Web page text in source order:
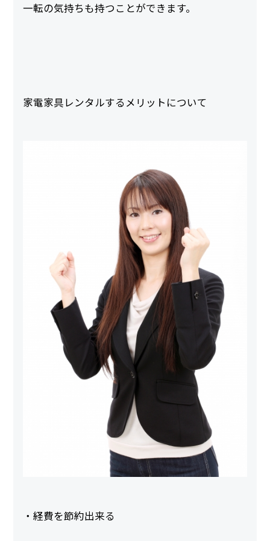
一転の気持ちも持つことができます。
家電家具レンタルするメリットについて
・経費を節約出来る